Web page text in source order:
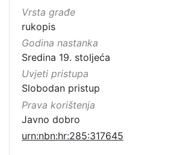
Vrsta građe
rukopis
Godina nastanka
Sredina 19. stoljeća
Uvjeti pristupa
Slobodan pristup
Prava korištenja
Javno dobro
urn:nbn:hr:285:317645